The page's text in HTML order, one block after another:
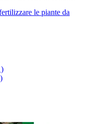
le piante da